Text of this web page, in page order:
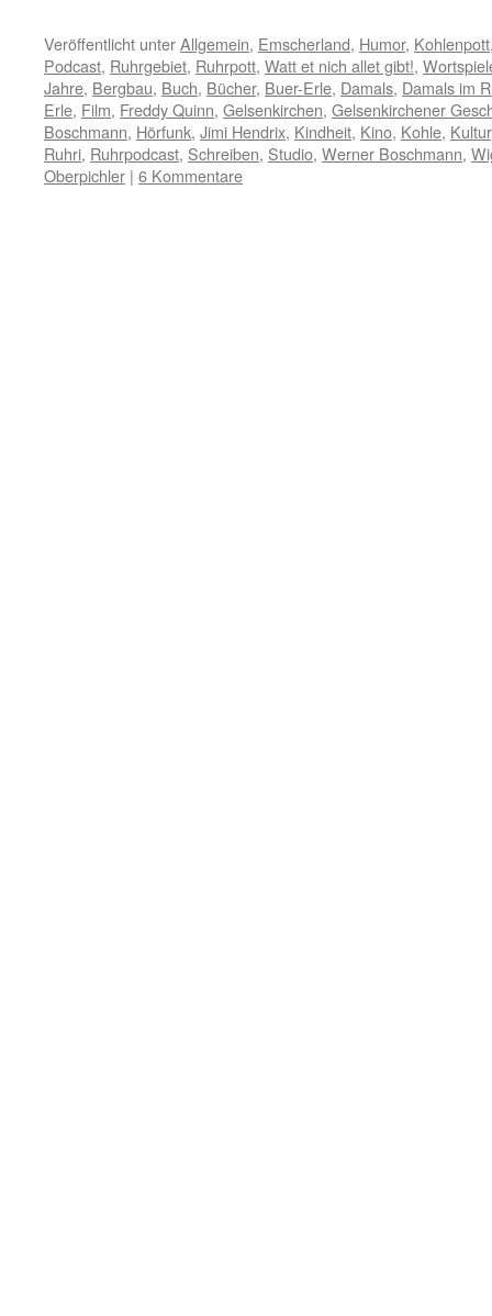
Veröffentlicht unterAllgemein, Emscherland, Humor, Kohlenpott
Podcast, Ruhrgebiet, Ruhrpott, Watt et nich allet gibt!,
Jahre, Bergbau, Buch, Bücher, Buer-Erle, Damals, Damals im
Erle, Film, Freddy Quinn, Gelsenkirchen, Gelsenkirchener
Boschmann, Hörfunk, Jimi Hendrix, Kindheit, Kino, Kohle, Kultur
Ruhri, Ruhrpodcast, Schreiben, Studio, Werner Boschmann,
Oberpichler | 6 Kommentare